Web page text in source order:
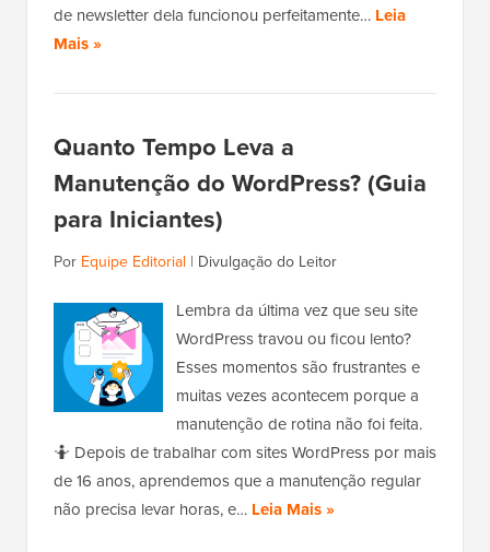
de newsletter dela funcionou perfeitamente… Leia
Mais »
Quanto Tempo Leva a
Manutenção do WordPress? (Guia
para Iniciantes)
Por Equipe Editorial | Divulgação do Leitor
Lembra da última vez que seu site
WordPress travou ou ficou lento?
Esses momentos são frustrantes e
muitas vezes acontecem porque a
manutenção de rotina não foi feita.
🤷 Depois de trabalhar com sites WordPress por mais
de 16 anos, aprendemos que a manutenção regular
não precisa levar horas, e… Leia Mais »